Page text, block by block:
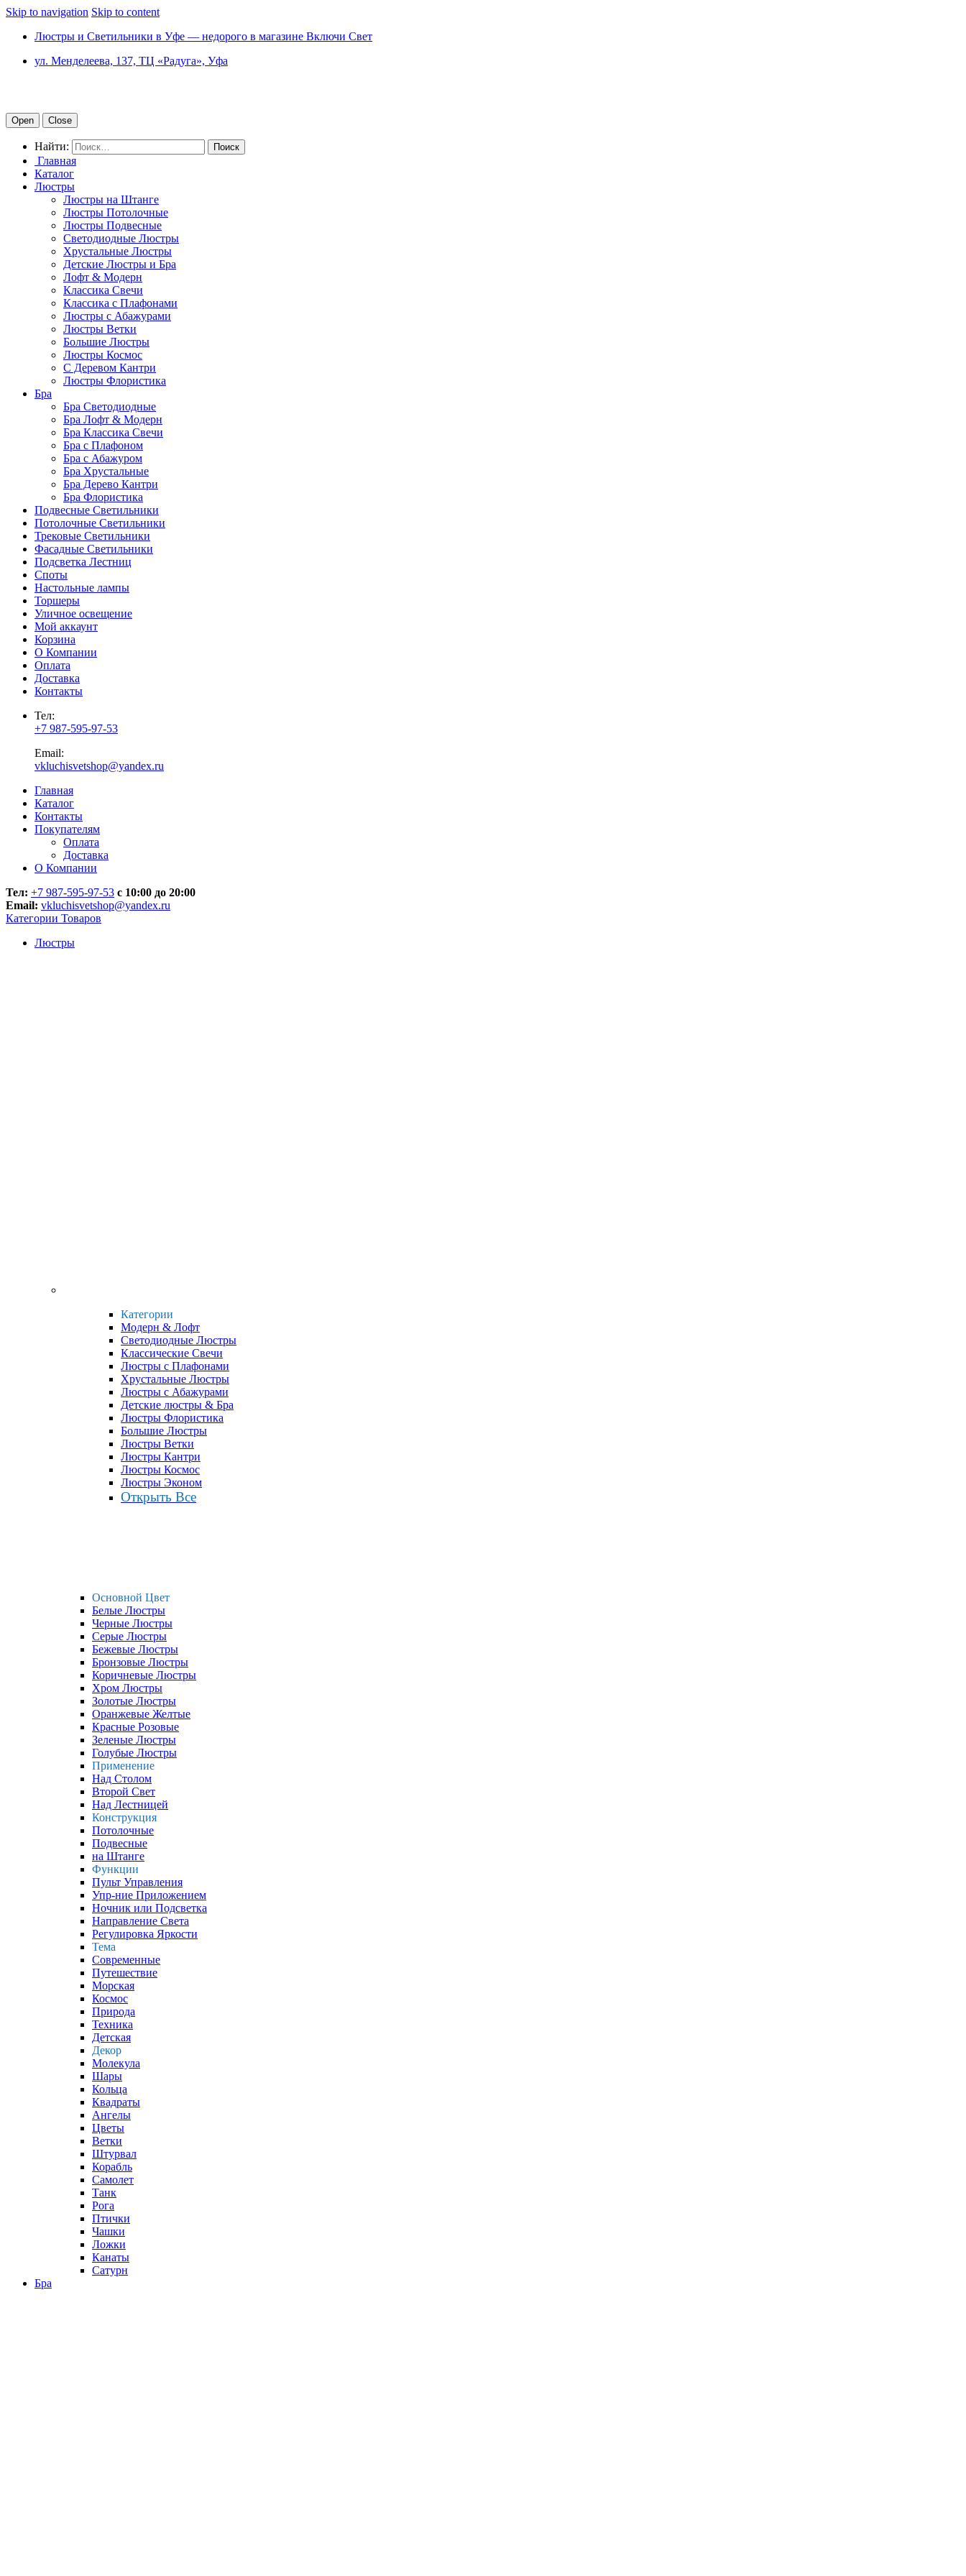
Skip to navigation Skip to content
Люстры и Светильники в Уфе — недорого в магазине Включи Свет
ул. Менделеева, 137, ТЦ «Радуга», Уфа
Open Close
Найти:
Главная
Каталог
Люстры
Люстры на Штанге
Люстры Потолочные
Люстры Подвесные
Светодиодные Люстры
Хрустальные Люстры
Детские Люстры и Бра
Лофт & Модерн
Классика Свечи
Классика с Плафонами
Люстры с Абажурами
Люстры Ветки
Большие Люстры
Люстры Космос
С Деревом Кантри
Люстры Флористика
Бра
Бра Светодиодные
Бра Лофт & Модерн
Бра Классика Свечи
Бра с Плафоном
Бра с Абажуром
Бра Хрустальные
Бра Дерево Кантри
Бра Флористика
Подвесные Светильники
Потолочные Светильники
Трековые Светильники
Фасадные Светильники
Подсветка Лестниц
Споты
Настольные лампы
Торшеры
Уличное освещение
Мой аккаунт
Корзина
О Компании
Оплата
Доставка
Контакты
Тел:
+7 987-595-97-53
Email:
vkluchisvetshop@yandex.ru
Главная
Каталог
Контакты
Покупателям
Оплата
Доставка
О Компании
Тел: +7 987-595-97-53 с 10:00 до 20:00
Email: vkluchisvetshop@yandex.ru
Категории Товаров
Люстры
Категории
Модерн & Лофт
Светодиодные Люстры
Классические Свечи
Люстры с Плафонами
Хрустальные Люстры
Люстры с Абажурами
Детские люстры & Бра
Люстры Флористика
Большие Люстры
Люстры Ветки
Люстры Кантри
Люстры Космос
Люстры Эконом
Открыть Все
Основной Цвет
Белые Люстры
Черные Люстры
Серые Люстры
Бежевые Люстры
Бронзовые Люстры
Коричневые Люстры
Хром Люстры
Золотые Люстры
Оранжевые Желтые
Красные Розовые
Зеленые Люстры
Голубые Люстры
Применение
Над Столом
Второй Свет
Над Лестницей
Конструкция
Потолочные
Подвесные
на Штанге
Функции
Пульт Управления
Упр-ние Приложением
Ночник или Подсветка
Направление Света
Регулировка Яркости
Тема
Современные
Путешествие
Морская
Космос
Природа
Техника
Детская
Декор
Молекула
Шары
Кольца
Квадраты
Ангелы
Цветы
Ветки
Штурвал
Корабль
Самолет
Танк
Рога
Птички
Чашки
Ложки
Канаты
Сатурн
Бра